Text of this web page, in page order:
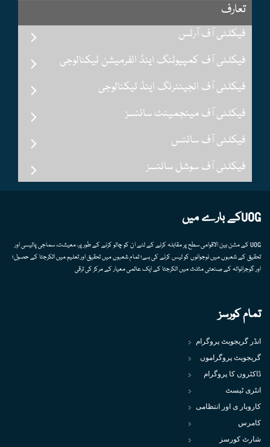
تعارف
فیکلٹی آف آرٹس
فیکلٹی آف کمپیوٹنگ اینڈ انفرمیشن ٹیکنالوجی
فیکلٹی آف انجینئرنگ اینڈ ٹیکنالوجی
فیکلٹی آف مینجمینٹ سائنسز
فیکلٹی آف سائنس
فیکلٹی آف سوشل سائنسز
UOGکے بارے میں
UOG کے مشن بین الاقوامی سطح پر مقابلہ کرنے کے لئے ان کو چالو کرنے کے طور پر، معیشت، سماجی پالیسی اور
تحقیق کے شعبوں میں نوجوانوں کو لیس کرنے کی ہے؛ تمام شعبوں میں تحقیق اور تعلیم میں اتکرجتا کے حصول؛
اور گوجرانوالہ کے صنعتی مثلث میں اتکرجتا کے ایک عالمی معیار کے مرکز کی ترقی
تمام کورسز
انڈر گریجویٹ پروگرام
گریجویٹ پروگراموں
ڈاکٹروں کا پروگرام
انٹری ٹیسٹ
کاروبار ی اور انتظامی
کامرس
شارٹ کورسز